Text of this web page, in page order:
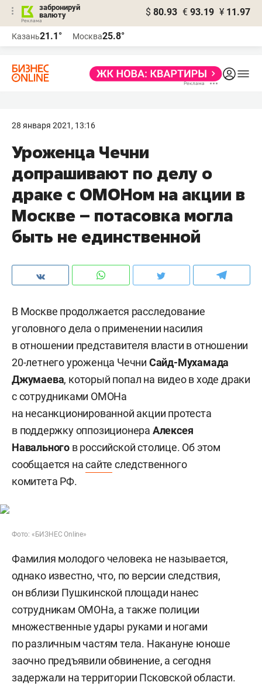
забронируй
валюту
$ 80.93 € 93.19 ¥ 11.97
Казань21.1° Москва25.8°
28 января 2021, 13:16
Уроженца Чечни
допрашивают по делу о
драке с ОМОНом на акции в
Москве – потасовка могла
быть не единственной
В Москве продолжается расследование
уголовного дела о применении насилия
в отношении представителя власти в отношении
20-летнего уроженца Чечни Сайд-Мухамада
Джумаева, который попал на видео в ходе драки
с сотрудниками ОМОНа
на несанкционированной акции протеста
в поддержку оппозиционера Алексея
Навального в российской столице. Об этом
сообщается насайте следственного
комитета РФ.
Фото: «БИЗНЕС Online»
Фамилия молодого человека не называется,
однако известно, что, по версии следствия,
он вблизи Пушкинской площади нанес
сотрудникам ОМОНа, а также полиции
множественные удары руками и ногами
по различным частям тела. Накануне юноше
заочно предъявили обвинение, а сегодня
задержали на территории Псковской области.